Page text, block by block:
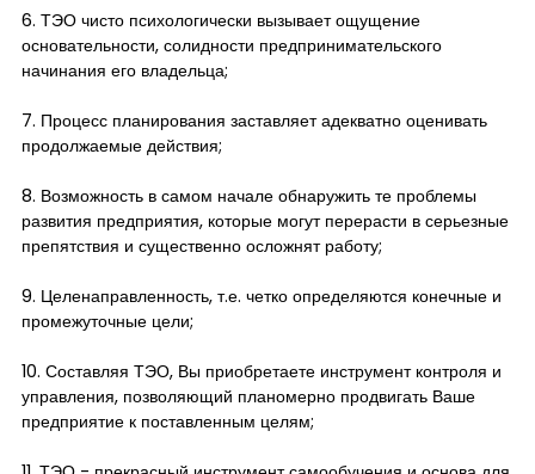
6. ТЭО чисто психологически вызывает ощущение
основательности, солидности предпринимательского
начинания его владельца;
7. Процесс планирования заставляет адекватно оценивать
продолжаемые действия;
8. Возможность в самом начале обнаружить те проблемы
развития предприятия, которые могут перерасти в серьезные
препятствия и существенно осложнят работу;
9. Целенаправленность, т.е. четко определяются конечные и
промежуточные цели;
10. Составляя ТЭО, Вы приобретаете инструмент контроля и
управления, позволяющий планомерно продвигать Ваше
предприятие к поставленным целям;